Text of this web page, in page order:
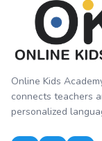
Online Kids
connects teachers
personalized